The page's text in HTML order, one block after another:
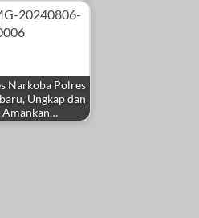
Narkoba Polres
Ungkap dan
Amankan…